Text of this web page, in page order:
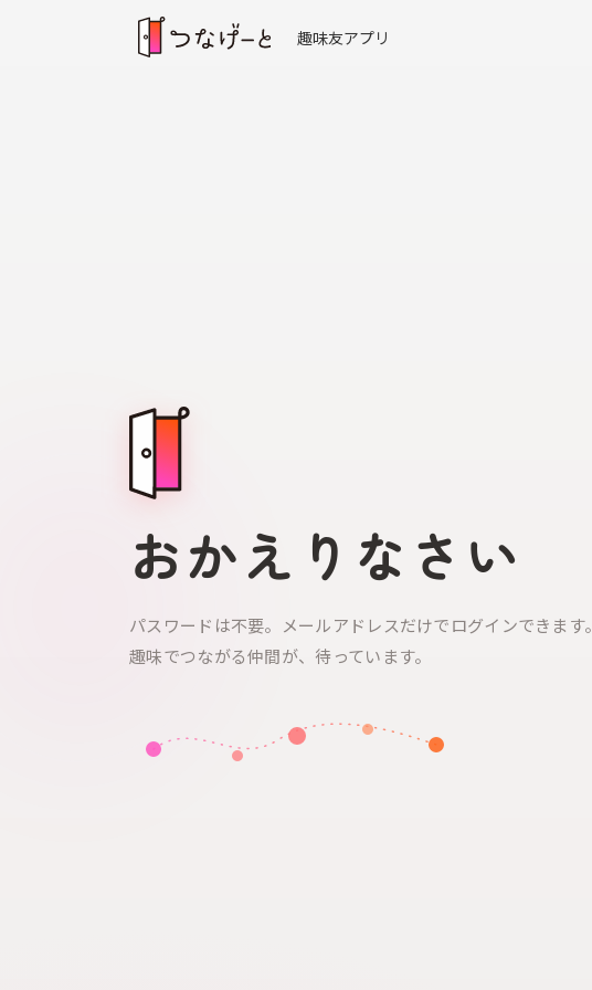
趣味友アプリ
おかえりなさい
パスワードは不要。メールアドレスだけでログインできます。
趣味でつながる仲間が、待っています。